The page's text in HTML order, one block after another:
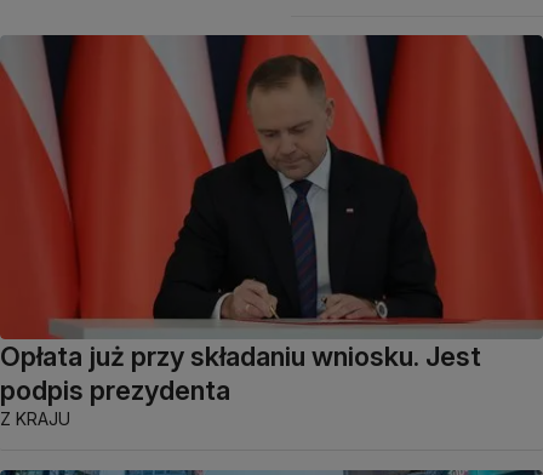
Opłata już przy składaniu wniosku. Jest
podpis prezydenta
Z KRAJU